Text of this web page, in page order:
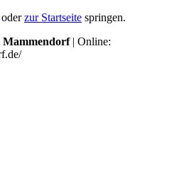
oderzur Startseite springen.
Mammendorf| Online: